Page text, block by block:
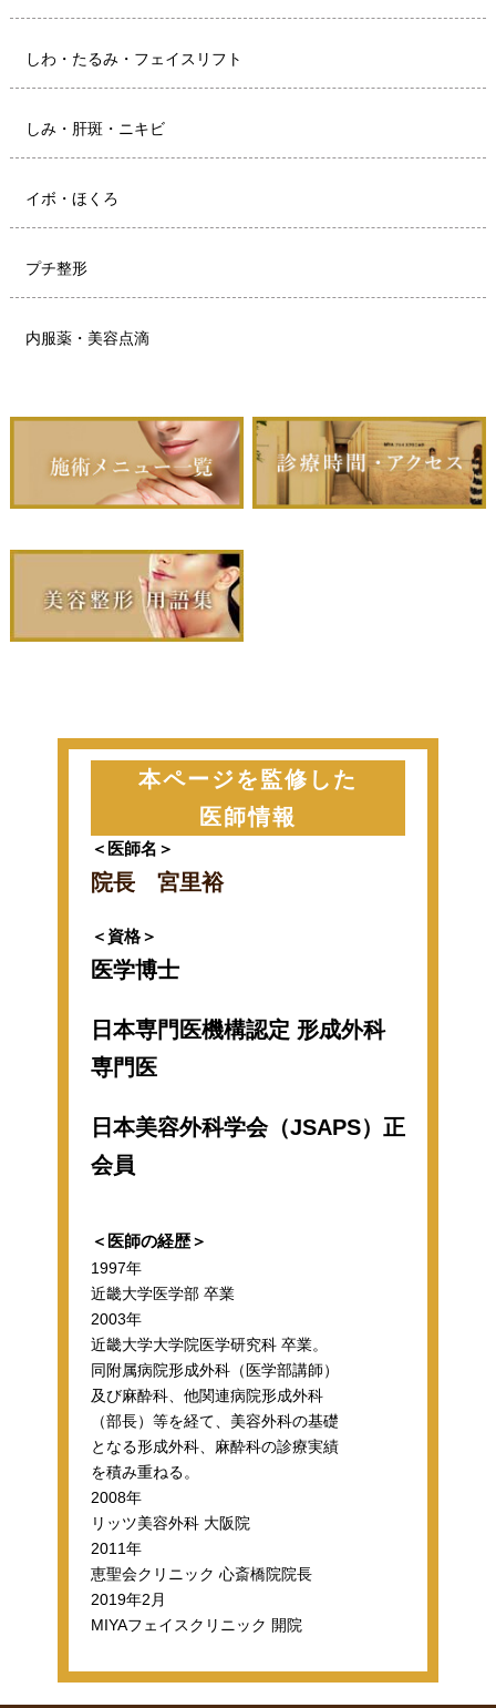
しわ・たるみ・フェイスリフト
しみ・肝斑・ニキビ
イボ・ほくろ
プチ整形
内服薬・美容点滴
本ページを監修した
医師情報
＜医師名＞
院長 宮里裕
＜資格＞
医学博士
日本専門医機構認定 形成外科
専門医
日本美容外科学会（JSAPS）正
会員
＜医師の経歴＞
1997年
近畿大学医学部 卒業
2003年
近畿大学大学院医学研究科 卒業。
同附属病院形成外科（医学部講師）
及び麻酔科、他関連病院形成外科
（部長）等を経て、美容外科の基礎
となる形成外科、麻酔科の診療実績
を積み重ねる。
2008年
リッツ美容外科 大阪院
2011年
恵聖会クリニック 心斎橋院院長
2019年2月
MIYAフェイスクリニック 開院